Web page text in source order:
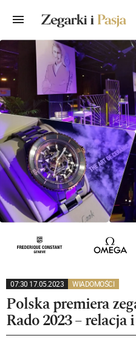
07:30 17.05.2023 WIADOMOŚCI
Polska premiera
Rado 2023 – relacja